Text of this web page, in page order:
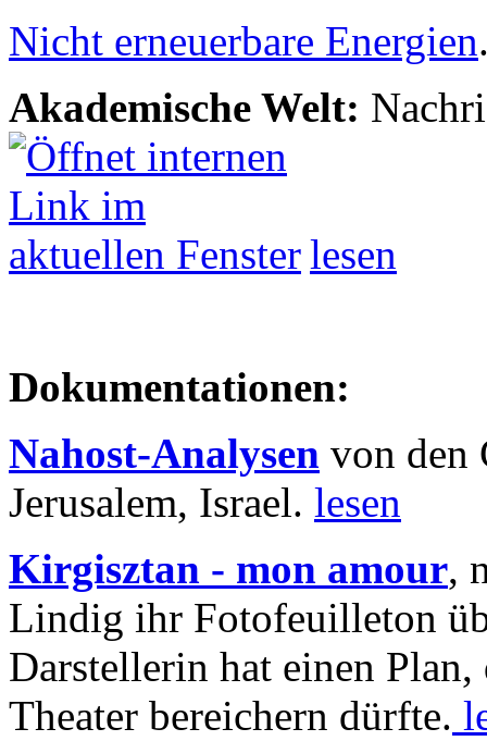
Nicht erneuerbare Energien
Akademische Welt:
lesen
Dokumentationen:
Nahost-Analysen von den
Jerusalem, Israel. lesen
Kirgisztan - mon amour,
Lindig ihr Fotofeuilleton
Darstellerin hat einen Plan,
Theater bereichern dürfte.